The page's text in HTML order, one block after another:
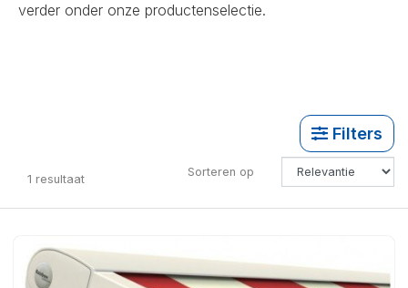
verder onder onze productenselectie.
Filters
1 resultaat Sorteren op